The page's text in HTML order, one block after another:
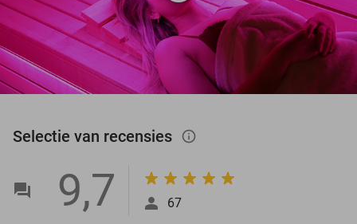
Selectie van recensies info_outlined
9,7 67